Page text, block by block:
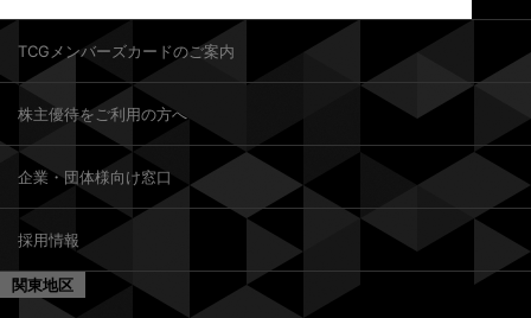
TCGメンバーズカードのご案内
株主優待をご利用の方へ
企業・団体様向け窓口
採用情報
関東地区